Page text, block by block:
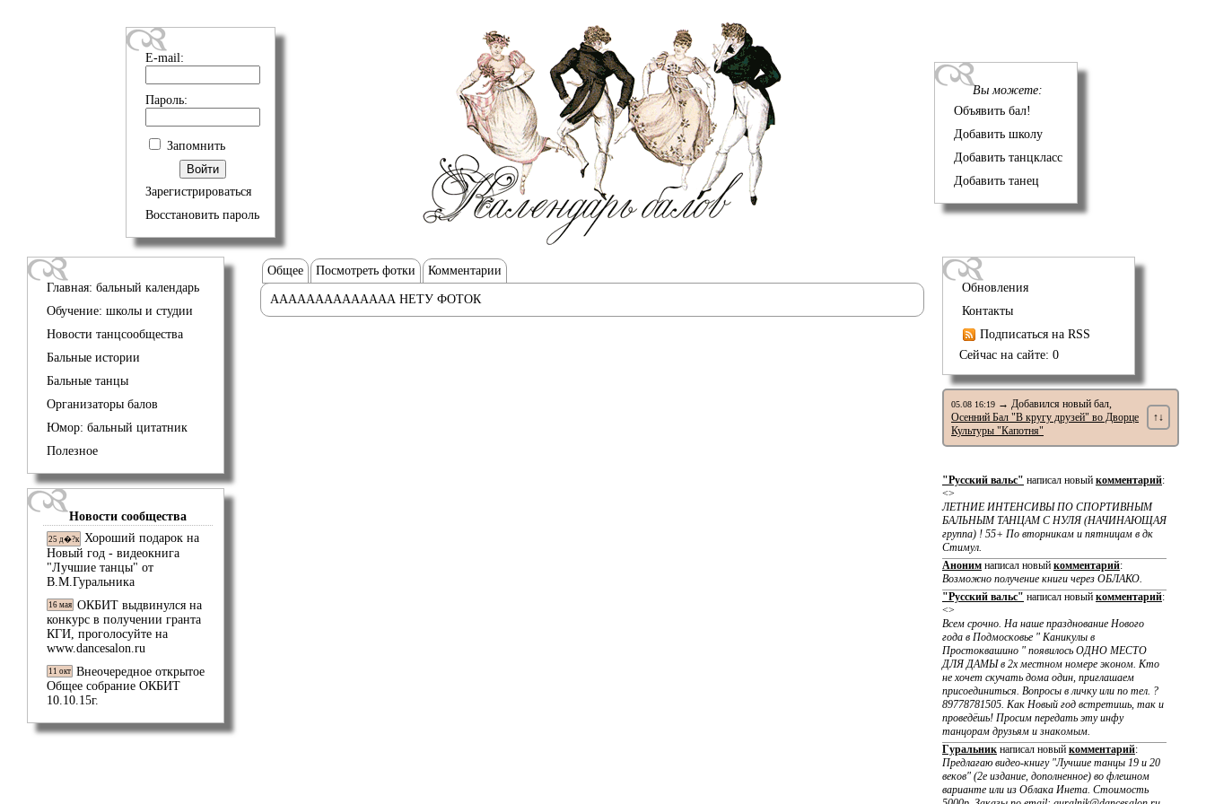
E-mail:
Пароль:
Запомнить
Зарегистрироваться
Восстановить пароль
Вы можете:
Объявить бал!
Добавить школу
Добавить танцкласс
Добавить танец
Главная: бальный календарь
Обучение: школы и студии
Новости танцсообщества
Бальные истории
Бальные танцы
Организаторы балов
Юмор: бальный цитатник
Полезное
Новости сообщества
25 д�?к Хороший подарок на
Новый год - видеокнига
"Лучшие танцы" от
В.М.Гуральника
16 мая ОКБИТ выдвинулся на
конкурс в получении гранта
КГИ, проголосуйте на
www.dancesalon.ru
11 окт Внеочередное открытое
Общее собрание ОКБИТ
10.10.15г.
Общее Посмотреть фотки Комментарии
АААААААААААААА НЕТУ ФОТОК
Обновления
Контакты
Подписаться на RSS
Сейчас на сайте: 0
05.08 16:19 → Добавился новый бал,
Осенний Бал "В кругу друзей" во Дворце
Культуры "Капотня"
↑↓
"Русский вальс" написал новый комментарий:
<>
ЛЕТНИЕ ИНТЕНСИВЫ ПО CПОРТИВНЫМ
БАЛЬНЫМ ТАНЦАМ С НУЛЯ (НАЧИНАЮЩАЯ
группа) ! 55+ По вторникам и пятницам в дк
Стимул.
Аноним написал новый комментарий:
Возможно получение книги через ОБЛАКО.
"Русский вальс" написал новый комментарий:
<>
Всем срочно. На наше празднование Нового
года в Подмосковье " Каникулы в
Простоквашино " появилось ОДНО МЕСТО
ДЛЯ ДАМЫ в 2х местном номере эконом. Кто
не хочет скучать дома один, приглашаем
присоединиться. Вопросы в личку или по тел. ?
89778781505. Как Новый год встретишь, так и
проведёшь! Просим передать эту инфу
танцорам друзьям и знакомым.
Гуральник написал новый комментарий:
Предлагаю видео-книгу "Лучшие танцы 19 и 20
веков" (2е издание, дополненное) во флешном
варианте или из Облака Инета. Стоимость